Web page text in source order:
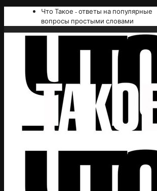
Что Такое - ответы на популярные
вопросы простыми словами